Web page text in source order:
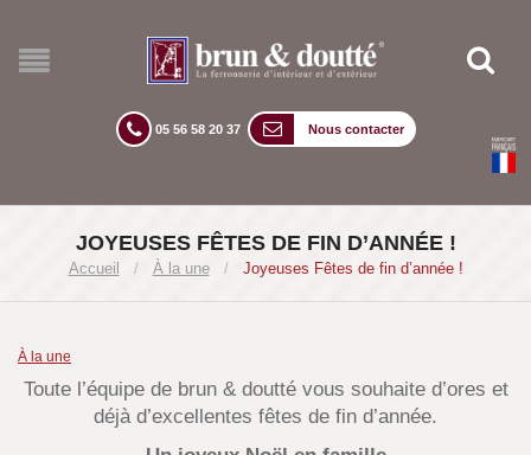
05 56 58 20 37 Nous contacter
JOYEUSES FÊTES DE FIN D’ANNÉE !
Accueil / À la une / Joyeuses Fêtes de fin d’année !
À la une
Toute l’équipe de brun & doutté vous souhaite d’ores et
déjà d’excellentes fêtes de fin d’année.